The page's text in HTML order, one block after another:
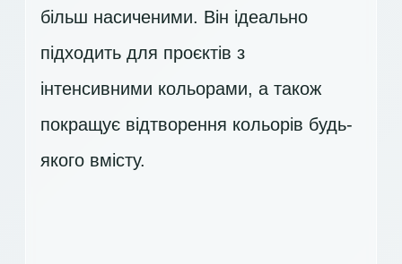
більш насиченими. Він ідеально
підходить для проєктів з
інтенсивними кольорами, а також
покращує відтворення кольорів будь-
якого вмісту.